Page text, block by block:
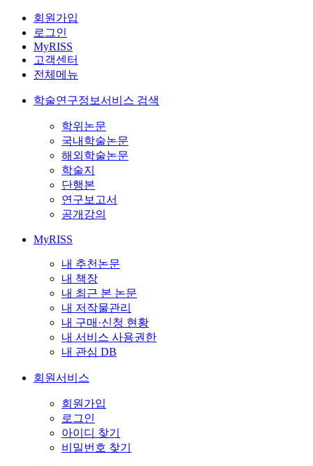
회원가입
로그인
MyRISS
고객센터
전체메뉴
학술연구정보서비스 검색
학위논문
국내학술논문
해외학술논문
학술지
단행본
연구보고서
공개강의
MyRISS
내 추천논문
내 책장
내 최근 본 논문
내 저작물관리
내 구매·신청 현황
내 서비스 사용권한
내 관심 DB
회원서비스
회원가입
로그인
아이디 찾기
비밀번호 찾기